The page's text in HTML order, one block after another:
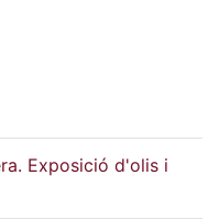
Exposició d'olis i